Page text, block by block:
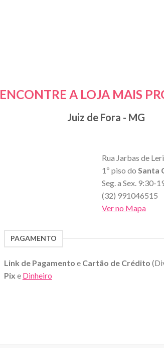
ENCONTRE A LOJA MAIS
Juiz de Fora - MG
Rua Jarbas de
1º piso do Santa
Seg. a Sex. 9:30-
(32) 991046515
Ver no Mapa
PAGAMENTO
Link de Pagamento e Cartão de Crédito
Pix e Dinheiro